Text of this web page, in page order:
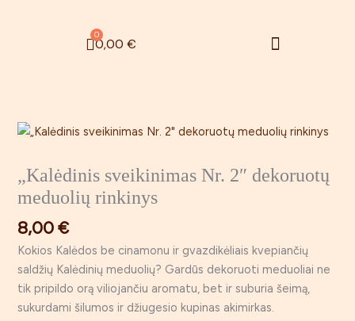
0,00 €
0
Cart Menu
„Kalėdinis sveikinimas Nr. 2″ dekoruotų
meduolių rinkinys
8,00€
Kokios Kalėdos be cinamonu ir gvazdikėliais kvepiančių
saldžių Kalėdinių meduolių? Gardūs dekoruoti meduoliai ne
tik pripildo orą viliojančiu aromatu, bet ir suburia šeimą,
sukurdami šilumos ir džiugesio kupinas akimirkas.